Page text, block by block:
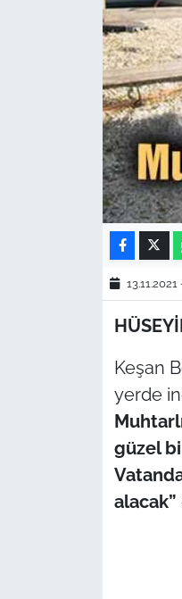
Keşan
yerde
güzel
alacak”
RESMİ İLAN
EDİRNE
TEKİRDAĞ
KIRKLARELİ
ÇANAKKALE